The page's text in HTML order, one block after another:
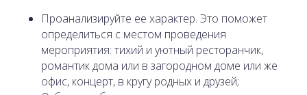
Проанализируйте ее характер. Это поможет
определиться с местом проведения
мероприятия: тихий и уютный ресторанчик,
романтик дома или в загородном доме или же
офис, концерт, в кругу родных и друзей;